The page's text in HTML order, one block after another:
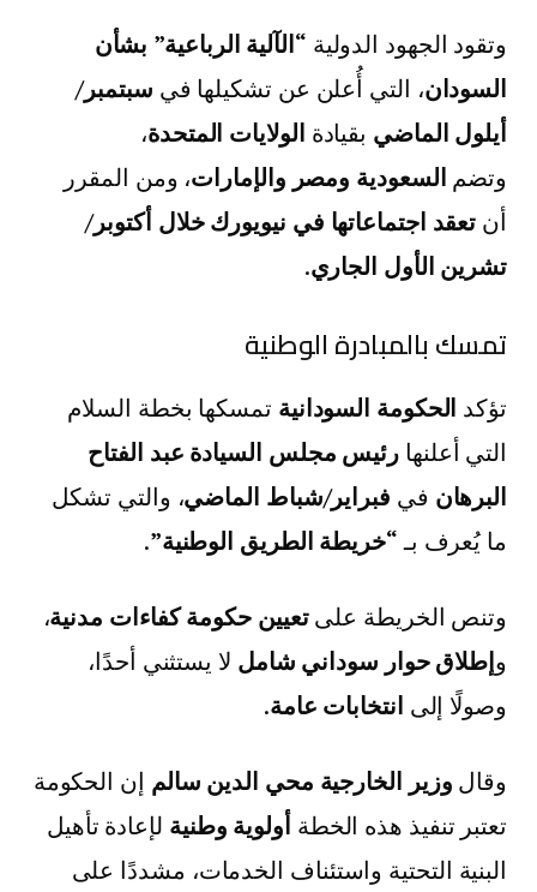
وتقود الجهود الدولية “الآلية الرباعية” بشأن
السودان، التي أُعلن عن تشكيلها في سبتمبر/
أيلول الماضي بقيادة الولايات المتحدة،
وتضم السعودية ومصر والإمارات، ومن المقرر
أن تعقد اجتماعاتها في نيويورك خلال أكتوبر/
تشرين الأول الجاري.
تمسك بالمبادرة الوطنية
تؤكد الحكومة السودانية تمسكها بخطة السلام
التي أعلنها رئيس مجلس السيادة عبد الفتاح
البرهان في فبراير/شباط الماضي، والتي تشكل
ما يُعرف بـ“خريطة الطريق الوطنية”.
وتنص الخريطة علىتعيين حكومة كفاءات مدنية،
وإطلاق حوار سوداني شامل لا يستثني أحدًا،
وصولًا إلى انتخابات عامة.
وقال وزير الخارجية محي الدين سالم إن الحكومة
تعتبر تنفيذ هذه الخطة أولوية وطنية لإعادة تأهيل
البنية التحتية واستئناف الخدمات، مشددًا على